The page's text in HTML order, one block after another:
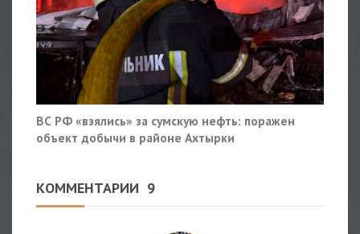
ВС РФ «взялись» за сумскую нефть: поражен
объект добычи в районе Ахтырки
КОММЕНТАРИИ 9